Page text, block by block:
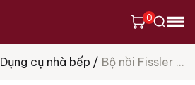
0
Dụng cụ nhà bếp Bộ nồi Fissler Original Profi 6 món kèm xửng hấp